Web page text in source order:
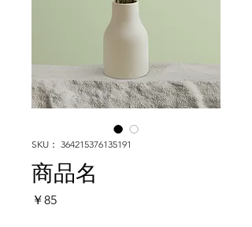
SKU： 364215376135191
商品名
￥85価